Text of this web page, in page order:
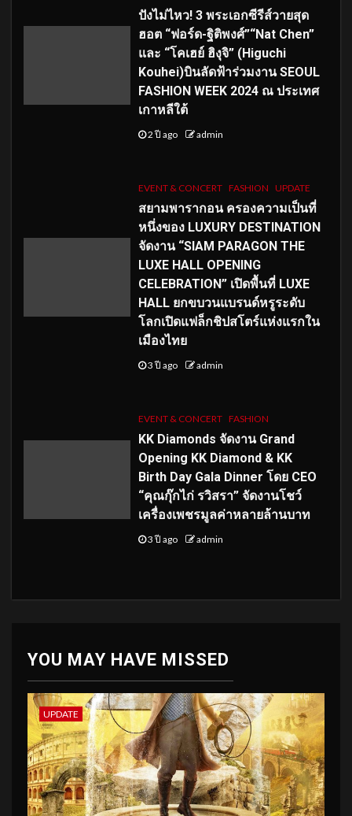
ปังไม่ไหว! 3 พระเอกซีรีส์วายสุด
ฮอต “ฟอร์ด-ฐิติพงศ์”“Nat Chen”
และ “โคเฮย์ ฮิงุจิ” (Higuchi
Kouhei)บินลัดฟ้าร่วมงาน SEOUL
FASHION WEEK 2024 ณ ประเทศ
เกาหลีใต้
2 ปี ago admin
EVENT & CONCERT FASHION UPDATE
สยามพารากอน ครองความเป็นที่
หนึ่งของ LUXURY DESTINATION
จัดงาน “SIAM PARAGON THE
LUXE HALL OPENING
CELEBRATION” เปิดพื้นที่ LUXE
HALL ยกขบวนแบรนด์หรูระดับ
โลกเปิดแฟล็กชิปสโตร์แห่งแรกใน
เมืองไทย
3 ปี ago admin
EVENT & CONCERT FASHION
KK Diamonds จัดงาน Grand
Opening KK Diamond & KK
Birth Day Gala Dinner โดย CEO
“คุณกุ๊กไก่ รวิสรา” จัดงานโชว์
เครื่องเพชรมูลค่าหลายล้านบาท
3 ปี ago admin
YOU MAY HAVE MISSED
UPDATE